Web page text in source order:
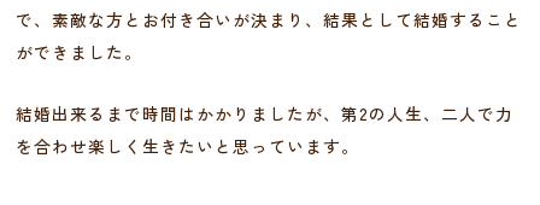
で、素敵な方とお付き合いが決まり、結果として結婚すること
ができました。
結婚出来るまで時間はかかりましたが、第2の人生、二人で力
を合わせ楽しく生きたいと思っています。